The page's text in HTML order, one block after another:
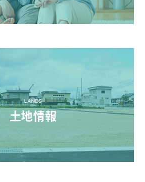
LANDS
土地情報